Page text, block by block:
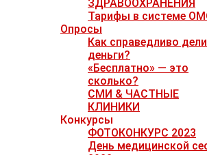
ЗДРАВООХРАНЕНИЯ
Тарифы в системе
Опросы
Как справедливо
деньги?
«Бесплатно» — это
сколько?
СМИ & ЧАСТНЫЕ
КЛИНИКИ
Конкурсы
ФОТОКОНКУРС 2023
День медицинской